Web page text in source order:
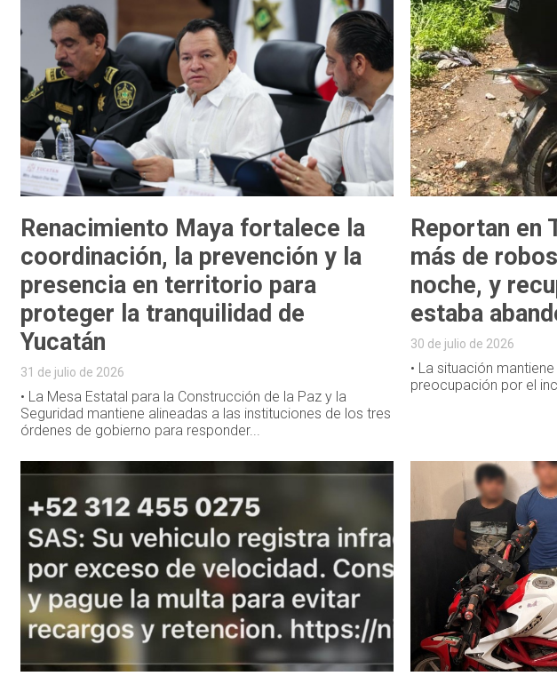
Renacimiento Maya fortalece la
coordinación, la prevención y la
presencia en territorio para
proteger la tranquilidad de
Yucatán
31 de julio de 2026
• La Mesa Estatal para la Construcción de la Paz y la
Seguridad mantiene alineadas a las instituciones de los tres
órdenes de gobierno para responder...
Reportan en
más de
noche, y
estaba
30 de julio de 2026
• La situación
preocupación por el